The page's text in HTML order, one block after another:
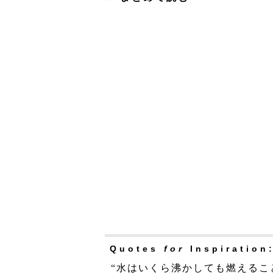
Quotes for Inspiration:
“水はいくら沸かしても燃えるこ